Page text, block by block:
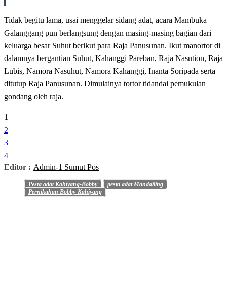
Tidak begitu lama, usai menggelar sidang adat, acara Mambuka
Galanggang pun berlangsung dengan masing-masing bagian dari
keluarga besar Suhut berikut para Raja Panusunan. Ikut manortor di
dalamnya bergantian Suhut, Kahanggi Pareban, Raja Nasution, Raja
Lubis, Namora Nasuhut, Namora Kahanggi, Inanta Soripada serta
ditutup Raja Panusunan. Dimulainya tortor tidandai pemukulan
gondang oleh raja.
1
2
3
4
Editor : Admin-1 Sumut Pos
Pesta adat Kahiyang-Bobby
pesta adat Mandailing
Pernikahan Bobby-Kahiyang